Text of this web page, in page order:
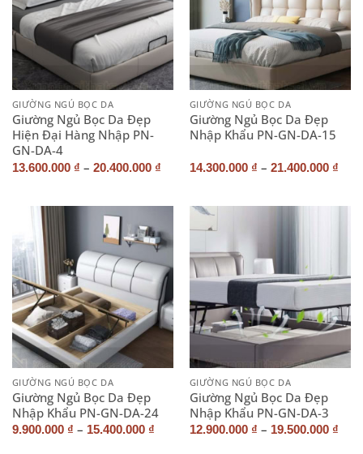
GIƯỜNG NGỦ BỌC DA
Giường Ngủ Bọc Da Đẹp
Hiện Đại Hàng Nhập PN-
GN-DA-4
13.600.000 ₫ – 20.400.000 ₫
GIƯỜNG NGỦ BỌC DA
Giường Ngủ Bọc Da Đẹp
Nhập Khẩu PN-GN-DA-15
14.300.000 ₫ – 21.400.000 ₫
GIƯỜNG NGỦ BỌC DA
Giường Ngủ Bọc Da Đẹp
Nhập Khẩu PN-GN-DA-24
9.900.000 ₫ – 15.400.000 ₫
GIƯỜNG NGỦ BỌC DA
Giường Ngủ Bọc Da Đẹp
Nhập Khẩu PN-GN-DA-3
12.900.000 ₫ – 19.500.000 ₫